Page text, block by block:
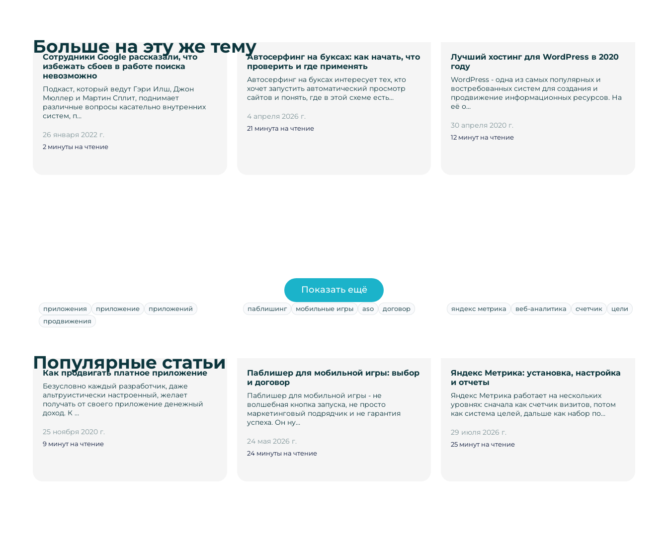
Сотрудники Google рассказали, что
избежать сбоев в работе поиска
невозможно
Подкаст, который ведут Гэри Илш, Джон
Мюллер и Мартин Сплит, поднимает
различные вопросы касательно внутренних
систем, п…
26 января 2022 г.
2 минуты на чтение
Автосерфинг на буксах: как начать, что
проверить и где применять
Автосерфинг на буксах интересует тех, кто
хочет запустить автоматический просмотр
сайтов и понять, где в этой схеме есть…
4 апреля 2026 г.
21 минута на чтение
Лучший хостинг для WordPress в 2020
году
WordPress - одна из самых популярных и
востребованных систем для создания и
продвижение информационных ресурсов. На
её о…
30 апреля 2020 г.
12 минут на чтение
Больше на эту же тему
приложения приложение
приложений
продвижения
Как продвигать платное приложение
Безусловно каждый разработчик, даже
альтруистически настроенный, желает
получать от своего приложение денежный
доход. К …
25 ноября 2020 г.
9 минут на чтение
паблишинг мобильные игры aso договор
Паблишер для мобильной игры: выбор
и договор
Паблишер для мобильной игры - не
волшебная кнопка запуска, не просто
маркетинговый подрядчик и не гарантия
успеха. Он ну…
24 мая 2026 г.
24 минуты на чтение
яндекс метрика веб-аналитика счетчик цели
Яндекс Метрика: установка, настройка
и отчеты
Яндекс Метрика работает на нескольких
уровнях: сначала как счетчик визитов, потом
как система целей, дальше как набор по…
29 июля 2026 г.
25 минут на чтение
Показать ещё
Популярные статьи